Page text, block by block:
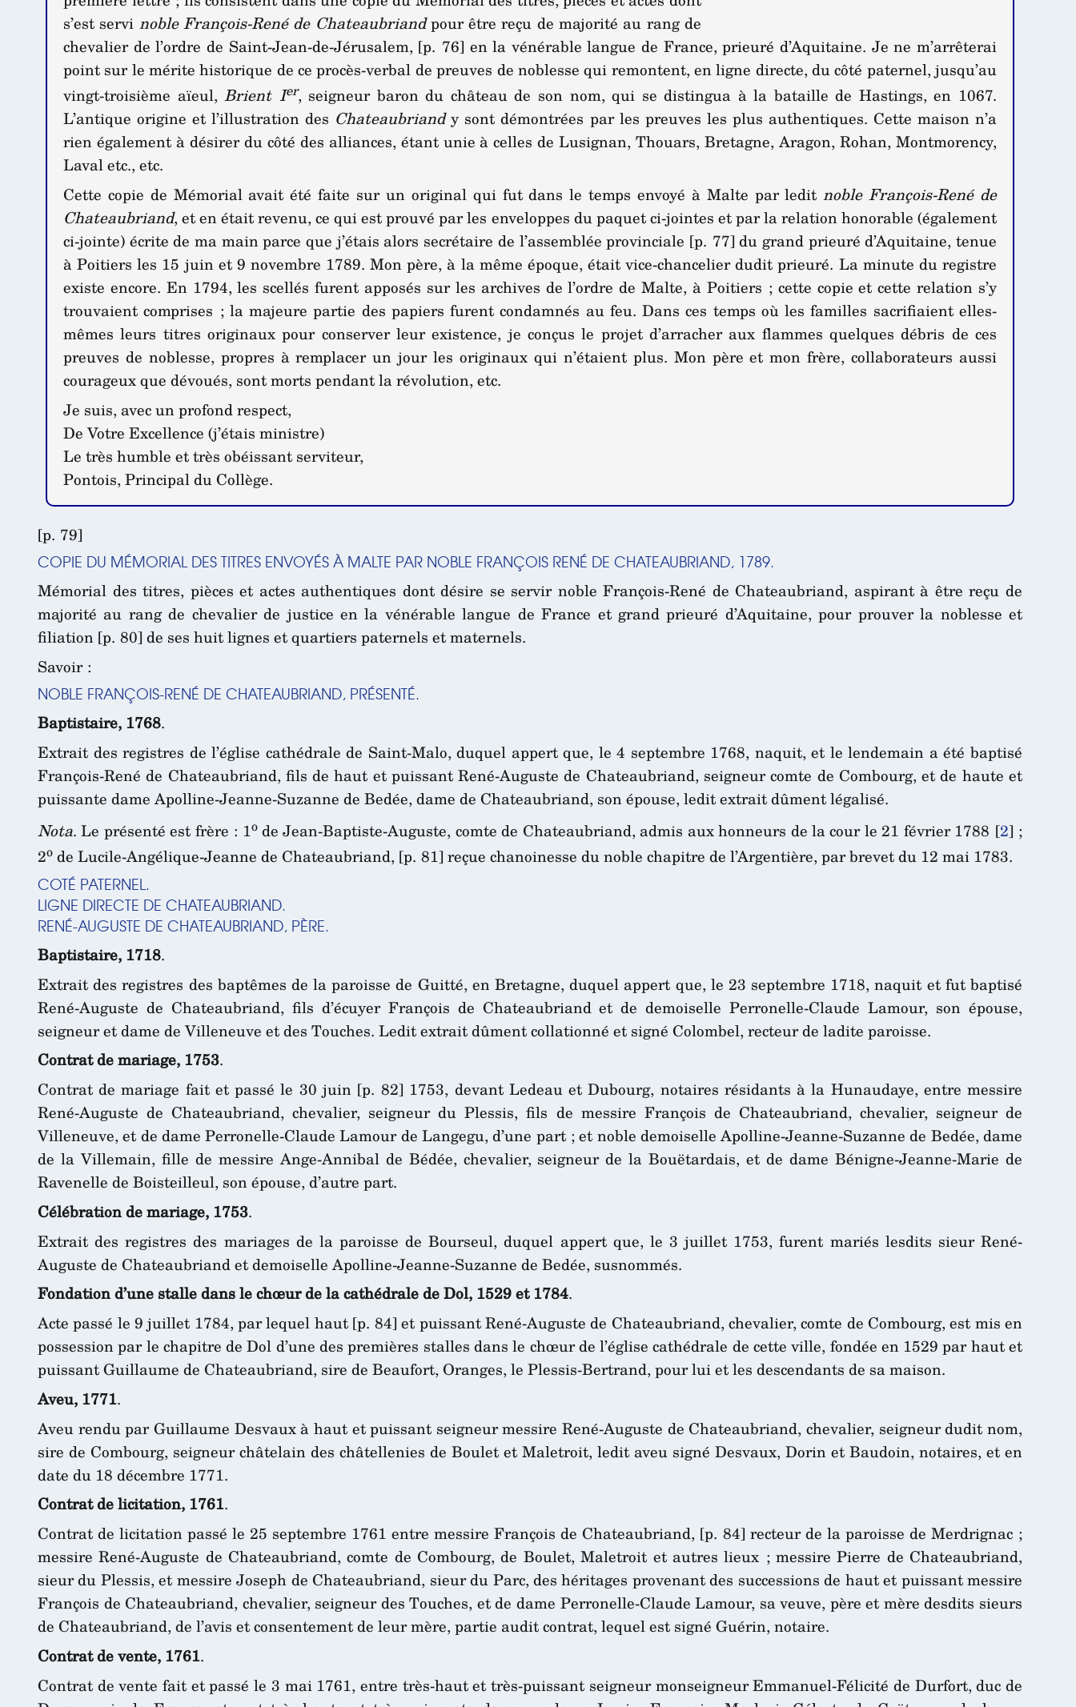
s’est servi noble François-René de Chateaubriandpour être reçu de majorité au rang de
chevalier de l’ordre de Saint-Jean-de-Jérusalem, [p. 76] en la vénérable langue de France, prieuré d’Aquitaine. Je ne m’arrêterai
point sur le mérite historique de ce procès-verbal de preuves de noblesse qui remontent, en ligne directe, du côté paternel, jusqu’au
vingt-troisième aïeul,Brient Ier, seigneur baron du château de son nom, qui se distingua à la bataille de Hastings, en 1067.
L’antique origine et l’illustration des Chateaubriandy sont démontrées par les preuves les plus authentiques. Cette maison n’a
rien également à désirer du côté des alliances, étant unie à celles de Lusignan, Thouars, Bretagne, Aragon, Rohan, Montmorency,
Laval etc., etc.
Cette copie de Mémorial avait été faite sur un original qui fut dans le temps envoyé à Malte par leditnoble François-René de
Chateaubriand, et en était revenu, ce qui est prouvé par les enveloppes du paquet ci-jointes et par la relation honorable (également
ci-jointe) écrite de ma main parce que j’étais alors secrétaire de l’assemblée provinciale [p. 77] du grand prieuré d’Aquitaine, tenue
à Poitiers les 15 juin et 9 novembre 1789. Mon père, à la même époque, était vice-chancelier dudit prieuré. La minute du registre
existe encore. En 1794, les scellés furent apposés sur les archives de l’ordre de Malte, à Poitiers ; cette copie et cette relation s’y
trouvaient comprises ; la majeure partie des papiers furent condamnés au feu. Dans ces temps où les familles sacrifiaient elles-
mêmes leurs titres originaux pour conserver leur existence, je conçus le projet d’arracher aux flammes quelques débris de ces
preuves de noblesse, propres à remplacer un jour les originaux qui n’étaient plus. Mon père et mon frère, collaborateurs aussi
courageux que dévoués, sont morts pendant la révolution, etc.
Je suis, avec un profond respect,
De Votre Excellence (j’étais ministre)
Le très humble et très obéissant serviteur,
Pontois, Principal du Collège.
[p. 79]
COPIE DU MÉMORIAL DES TITRES ENVOYÉS À MALTE PAR NOBLE FRANÇOIS RENÉ DE CHATEAUBRIAND, 1789.
Mémorial des titres, pièces et actes authentiques dont désire se servir noble François-René de Chateaubriand, aspirant à être reçu de
majorité au rang de chevalier de justice en la vénérable langue de France et grand prieuré d’Aquitaine, pour prouver la noblesse et
filiation [p. 80] de ses huit lignes et quartiers paternels et maternels.
Savoir :
NOBLE FRANÇOIS-RENÉ DE CHATEAUBRIAND, PRÉSENTÉ.
Baptistaire, 1768.
Extrait des registres de l’église cathédrale de Saint-Malo, duquel appert que, le 4 septembre 1768, naquit, et le lendemain a été baptisé
François-René de Chateaubriand, fils de haut et puissant René-Auguste de Chateaubriand, seigneur comte de Combourg, et de haute et
puissante dame Apolline-Jeanne-Suzanne de Bedée, dame de Chateaubriand, son épouse, ledit extrait dûment légalisé.
Nota. Le présenté est frère : 1ode Jean-Baptiste-Auguste, comte de Chateaubriand, admis aux honneurs de la cour le 21 février 1788 [2] ;
2o de Lucile-Angélique-Jeanne de Chateaubriand, [p. 81] reçue chanoinesse du noble chapitre de l’Argentière, par brevet du 12 mai 1783.
COTÉ PATERNEL.
LIGNE DIRECTE DE CHATEAUBRIAND.
RENÉ-AUGUSTE DE CHATEAUBRIAND, PÈRE.
Baptistaire, 1718.
Extrait des registres des baptêmes de la paroisse de Guitté, en Bretagne, duquel appert que, le 23 septembre 1718, naquit et fut baptisé
René-Auguste de Chateaubriand, fils d’écuyer François de Chateaubriand et de demoiselle Perronelle-Claude Lamour, son épouse,
seigneur et dame de Villeneuve et des Touches. Ledit extrait dûment collationné et signé Colombel, recteur de ladite paroisse.
Contrat de mariage, 1753.
Contrat de mariage fait et passé le 30 juin [p. 82] 1753, devant Ledeau et Dubourg, notaires résidants à la Hunaudaye, entre messire
René-Auguste de Chateaubriand, chevalier, seigneur du Plessis, fils de messire François de Chateaubriand, chevalier, seigneur de
Villeneuve, et de dame Perronelle-Claude Lamour de Langegu, d’une part ; et noble demoiselle Apolline-Jeanne-Suzanne de Bedée, dame
de la Villemain, fille de messire Ange-Annibal de Bédée, chevalier, seigneur de la Bouëtardais, et de dame Bénigne-Jeanne-Marie de
Ravenelle de Boisteilleul, son épouse, d’autre part.
Célébration de mariage, 1753.
Extrait des registres des mariages de la paroisse de Bourseul, duquel appert que, le 3 juillet 1753, furent mariés lesdits sieur René-
Auguste de Chateaubriand et demoiselle Apolline-Jeanne-Suzanne de Bedée, susnommés.
Fondation d’une stalle dans le chœur de la cathédrale de Dol, 1529 et 1784.
Acte passé le 9 juillet 1784, par lequel haut [p. 84] et puissant René-Auguste de Chateaubriand, chevalier, comte de Combourg, est mis en
possession par le chapitre de Dol d’une des premières stalles dans le chœur de l’église cathédrale de cette ville, fondée en 1529 par haut et
puissant Guillaume de Chateaubriand, sire de Beaufort, Oranges, le Plessis-Bertrand, pour lui et les descendants de sa maison.
Aveu, 1771.
Aveu rendu par Guillaume Desvaux à haut et puissant seigneur messire René-Auguste de Chateaubriand, chevalier, seigneur dudit nom,
sire de Combourg, seigneur châtelain des châtellenies de Boulet et Maletroit, ledit aveu signé Desvaux, Dorin et Baudoin, notaires, et en
date du 18 décembre 1771.
Contrat de licitation, 1761.
Contrat de licitation passé le 25 septembre 1761 entre messire François de Chateaubriand, [p. 84] recteur de la paroisse de Merdrignac ;
messire René-Auguste de Chateaubriand, comte de Combourg, de Boulet, Maletroit et autres lieux ; messire Pierre de Chateaubriand,
sieur du Plessis, et messire Joseph de Chateaubriand, sieur du Parc, des héritages provenant des successions de haut et puissant messire
François de Chateaubriand, chevalier, seigneur des Touches, et de dame Perronelle-Claude Lamour, sa veuve, père et mère desdits sieurs
de Chateaubriand, de l’avis et consentement de leur mère, partie audit contrat, lequel est signé Guérin, notaire.
Contrat de vente, 1761.
Contrat de vente fait et passé le 3 mai 1761, entre très-haut et très-puissant seigneur monseigneur Emmanuel-Félicité de Durfort, duc de